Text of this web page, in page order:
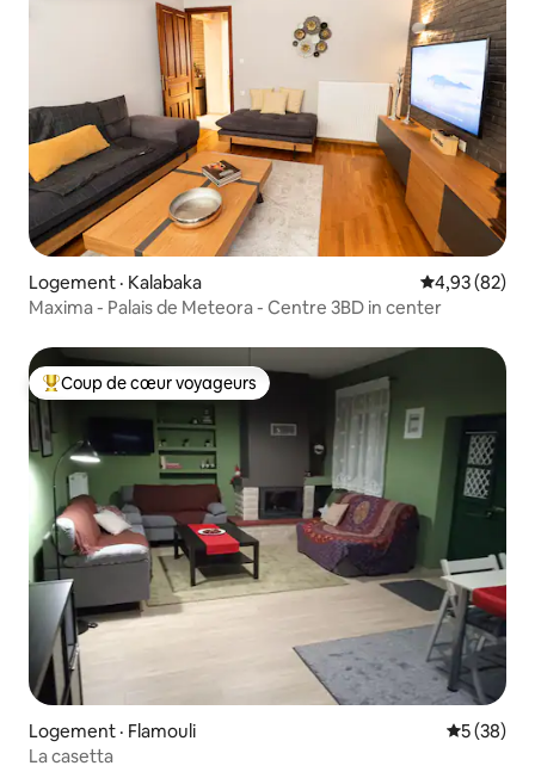
Logement · Kalabaka Note
4,93 (82)
Maxima - Palais de Meteora - Centre 3BD in center
Coup de cœur voyageurs parmi les plus aimés
Coup de cœur voyageurs
Logement · Flamouli Note
5 (38)
La casetta